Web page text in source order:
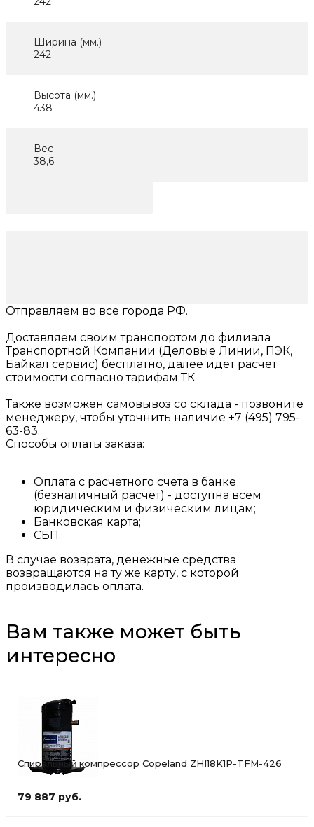
Ширина (мм.)
242
Высота (мм.)
438
Вес
38,6
Отправляем во все города РФ.
Доставляем своим транспортом до филиала
Транспортной Компании (Деловые Линии, ПЭК,
Байкал сервис) бесплатно, далее идет расчет
стоимости согласно тарифам ТК.
Также возможен самовывоз со склада - позвоните
менеджеру, чтобы уточнить наличие +7 (495) 795-
63-83.
Способы оплаты заказа:
Оплата с расчетного счета в банке
(безналичный расчет) - доступна всем
юридическим и физическим лицам;
Банковская карта;
СБП.
В случае возврата, денежные средства
возвращаются на ту же карту, с которой
производилась оплата.
Вам также может быть
интересно
Спиральный компрессор Copeland ZHI18K1P-TFM-426
79 887 руб.